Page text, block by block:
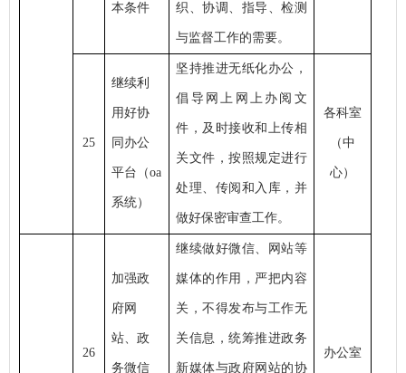
本条件 织、协调、指导、检测
与监督工作的需要。
25
继续利
用好协
同办公
平台（oa
系统）
坚持推进无纸化办公，
倡导网上网上办阅文
件，及时接收和上传相
关文件，按照规定进行
处理、传阅和入库，并
做好保密审查工作。
各科室
（中
心）
26
加强政
府网
站、政
务微信
继续做好微信、网站等
媒体的作用，严把内容
关，不得发布与工作无
关信息，统筹推进政务
新媒体与政府网站的协
办公室